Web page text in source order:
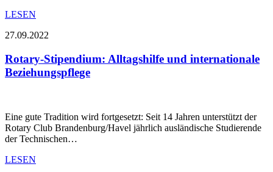
LESEN
27.09.2022
Rotary-Stipendium: Alltagshilfe und internationale
Beziehungspflege
Eine gute Tradition wird fortgesetzt: Seit 14 Jahren unterstützt der
Rotary Club Brandenburg/Havel jährlich ausländische Studierende
der Technischen…
LESEN